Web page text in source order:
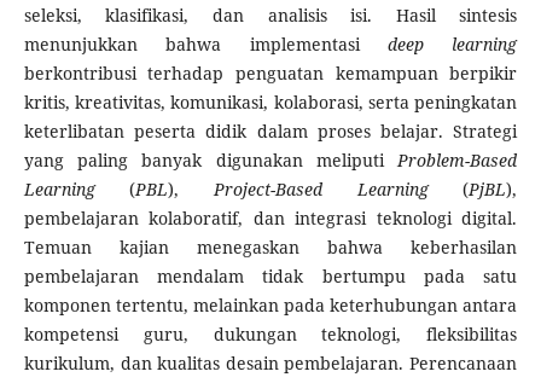
seleksi, klasifikasi, dan analisis isi. Hasil sintesis
menunjukkan bahwa implementasi deep learning
berkontribusi terhadap penguatan kemampuan berpikir
kritis, kreativitas, komunikasi, kolaborasi, serta peningkatan
keterlibatan peserta didik dalam proses belajar. Strategi
yang paling banyak digunakan meliputiProblem-Based
Learning(PBL),Project-Based Learning(PjBL),
pembelajaran kolaboratif, dan integrasi teknologi digital.
Temuan kajian menegaskan bahwa keberhasilan
pembelajaran mendalam tidak bertumpu pada satu
komponen tertentu, melainkan pada keterhubungan antara
kompetensi guru, dukungan teknologi, fleksibilitas
kurikulum, dan kualitas desain pembelajaran. Perencanaan